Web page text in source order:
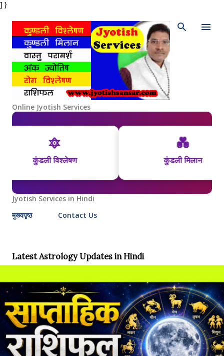
] }
Online Jyotish Services
कुंडली विश्लेषण कुंडली मिलान
Jyotish Services in Hindi
मुख्यपृष्ठ
Contact Us
Latest Astrology Updates in Hindi